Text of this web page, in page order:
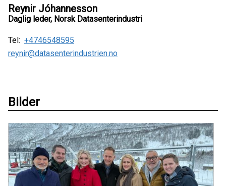
Reynir Jóhannesson
Daglig leder, Norsk Datasenterindustri
Tel: +4746548595
reynir@datasenterindustrien.no
Bilder